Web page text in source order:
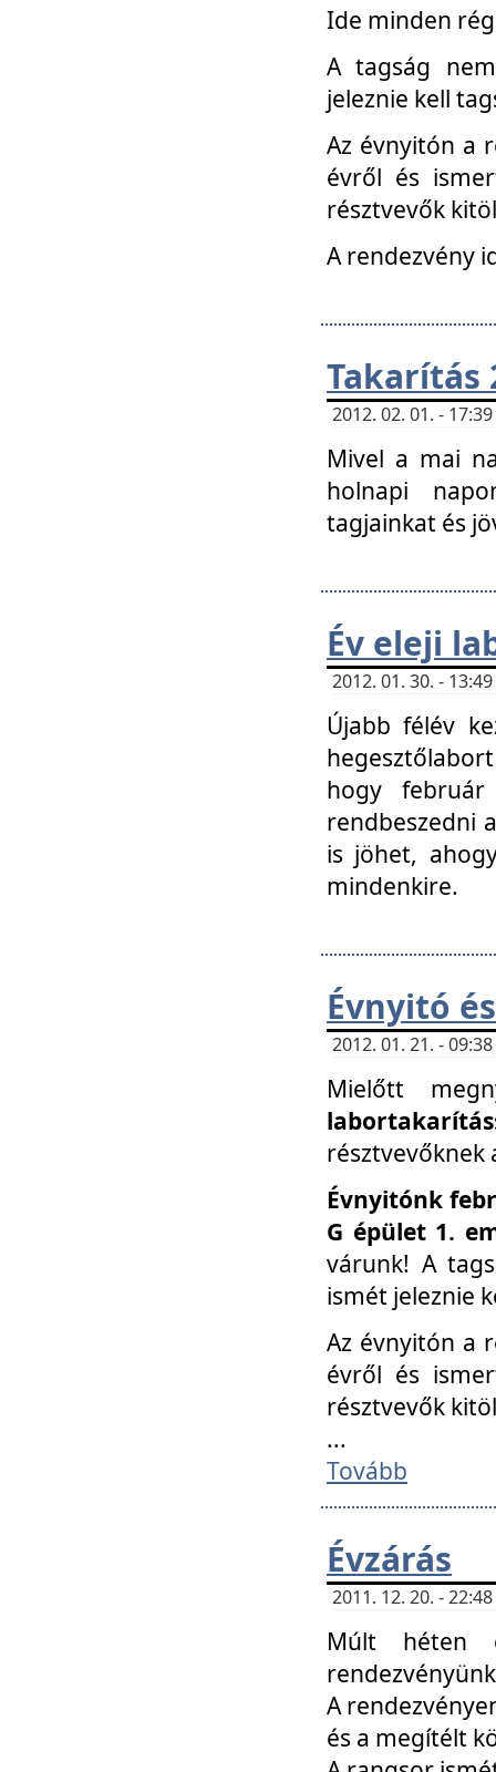
Ide minden
A tagság
jeleznie kell
Az évnyitón a
évről és
résztvevők
A rendezvény
Takarítás
2012. 02. 01. -
Mivel a mai
holnapi
tagjainkat és
Év eleji
2012. 01. 30. -
Újabb félév
hogy
rendbeszedni
is jöhet,
mindenkire.
Évnyitó
2012. 01. 21. -
Mielőtt
labortakarítás
résztvevőknek
Évnyitónk
G épület 1.
várunk! A
ismét jeleznie
Az évnyitón a
évről és
résztvevők
...
Tovább
Évzárás
2011. 12. 20. -
Múlt héten
A
és a megítélt